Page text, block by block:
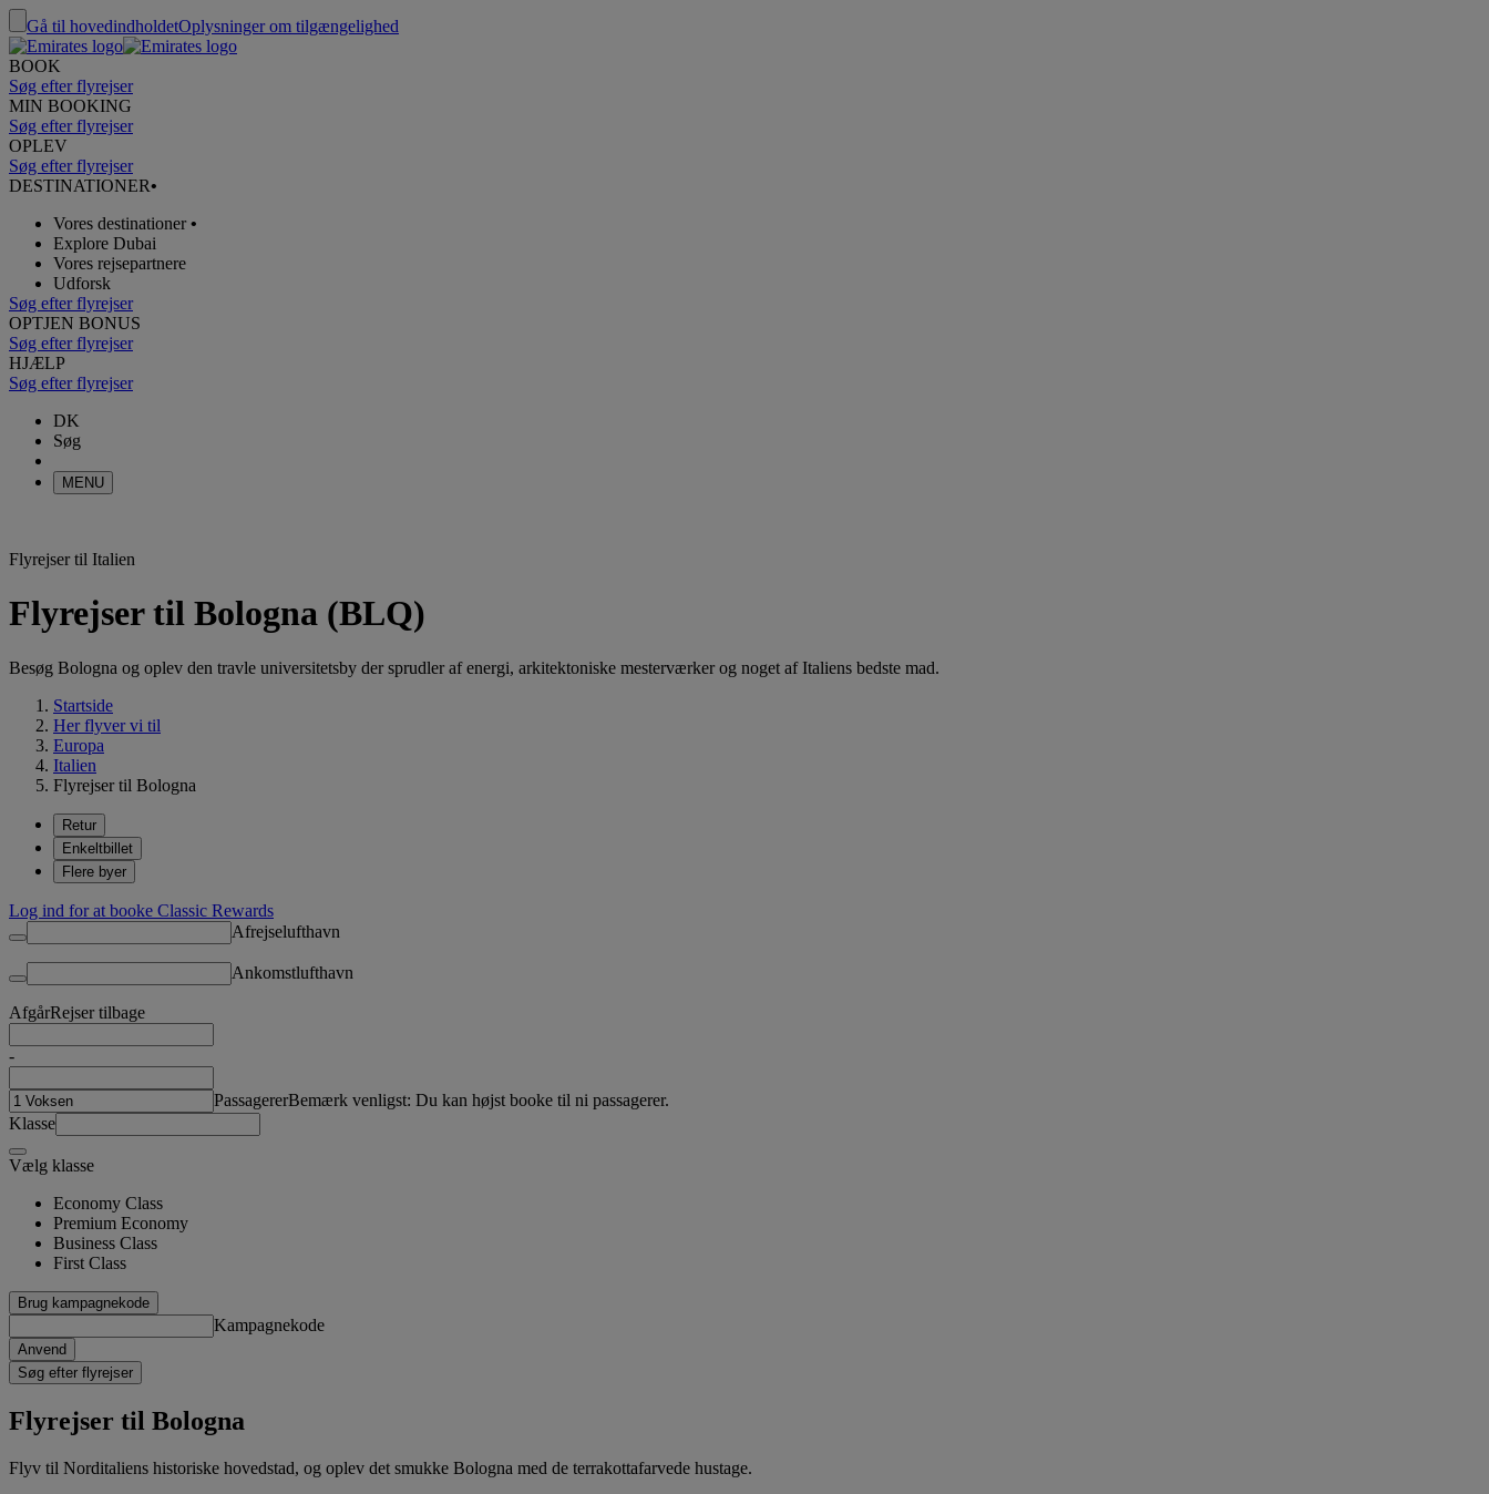
Gå til hovedindholdetOplysninger om tilgængelighed
BOOK
Søg efter flyrejser
MIN BOOKING
Søg efter flyrejser
OPLEV
Søg efter flyrejser
DESTINATIONER•
Vores destinationer •
Explore Dubai
Vores rejsepartnere
Udforsk
Søg efter flyrejser
OPTJEN BONUS
Søg efter flyrejser
HJÆLP
Søg efter flyrejser
DK
Søg
MENU
Flyrejser til Italien
Flyrejser til Bologna (BLQ)
Besøg Bologna og oplev den travle universitetsby der sprudler af energi, arkitektoniske mesterværker og noget af Italiens bedste mad.
Startside
Her flyver vi til
Europa
Italien
Flyrejser til Bologna
Retur
Enkeltbillet
Flere byer
Log ind for at booke Classic Rewards
Afrejselufthavn
Ankomstlufthavn
AfgårRejser tilbage
-
PassagererBemærk venligst: Du kan højst booke til ni passagerer.
Klasse
Vælg klasse
Economy Class
Premium Economy
Business Class
First Class
Brug kampagnekode
Kampagnekode
Anvend
Søg efter flyrejser
Flyrejser til Bologna
Flyv til Norditaliens historiske hovedstad, og oplev det smukke Bologna med de terrakottafarvede hustage.